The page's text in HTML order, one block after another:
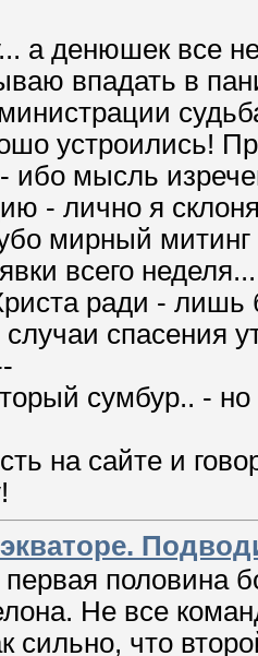
а денюшек все
впадать в
устроились!
ибо мысль
- лично я
мирный
всего
ради -
случаи спасения
сумбур.. -
на сайте и
половина
Не все
сильно, что